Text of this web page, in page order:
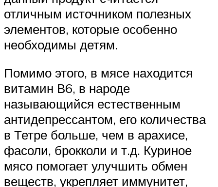
отличным источником полезных
элементов, которые особенно
необходимы детям.
Помимо этого, в мясе находится
витамин В6, в народе
называющийся естественным
антидепрессантом, его количества
в Тетре больше, чем в арахисе,
фасоли, брокколи и т.д. Куриное
мясо помогает улучшить обмен
веществ, укрепляет иммунитет,